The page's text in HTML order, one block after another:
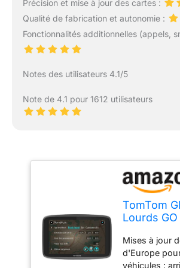
Précision et mise à jour des cartes :
Qualité de fabrication et autonomie :
Fonctionnalités additionnelles (appels,
Notes des utilisateurs 4.1/5
Note de 4.1 pour 1612 utilisateurs
TomTom
Lourds GO
6 pouces,
Mises à jour
d'Europe
véhicules :